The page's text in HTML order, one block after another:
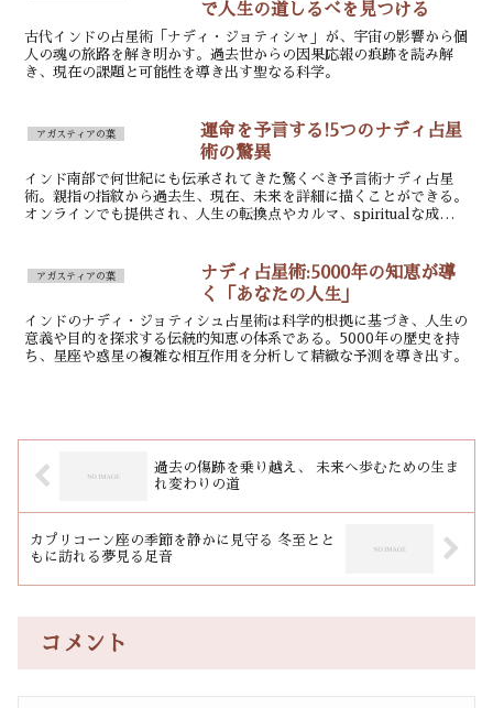
で人生の道しるべを見つける
古代インドの占星術「ナディ・ジョティシャ」が、宇宙の影響から個
人の魂の旅路を解き明かす。過去世からの因果応報の痕跡を読み解
き、現在の課題と可能性を導き出す聖なる科学。
アガスティアの葉
運命を予言する!5つのナディ占星
術の驚異
インド南部で何世紀にも伝承されてきた驚くべき予言術ナディ占星
術。親指の指紋から過去生、現在、未来を詳細に描くことができる。
オンラインでも提供され、人生の転換点やカルマ、spiritualな成長の
アガスティアの葉
ナディ占星術:5000年の知恵が導
く「あなたの人生」
インドのナディ・ジョティシュ占星術は科学的根拠に基づき、人生の
意義や目的を探求する伝統的知恵の体系である。5000年の歴史を持
ち、星座や惑星の複雑な相互作用を分析して精緻な予測を導き出す。
過去の傷跡を乗り越え、 未来へ歩むための生ま
れ変わりの道
カプリコーン座の季節を静かに見守る 冬至とと
もに訪れる夢見る足音
コメント